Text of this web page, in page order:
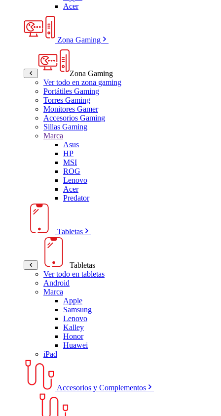
Acer
Zona Gaming
Zona Gaming
Ver todo en zona gaming
Portátiles Gaming
Torres Gaming
Monitores Gamer
Accesorios Gaming
Sillas Gaming
Marca
Asus
HP
MSI
ROG
Lenovo
Acer
Predator
Tabletas
Tabletas
Ver todo en tabletas
Android
Marca
Apple
Samsung
Lenovo
Kalley
Honor
Huawei
iPad
Accesorios y Complementos